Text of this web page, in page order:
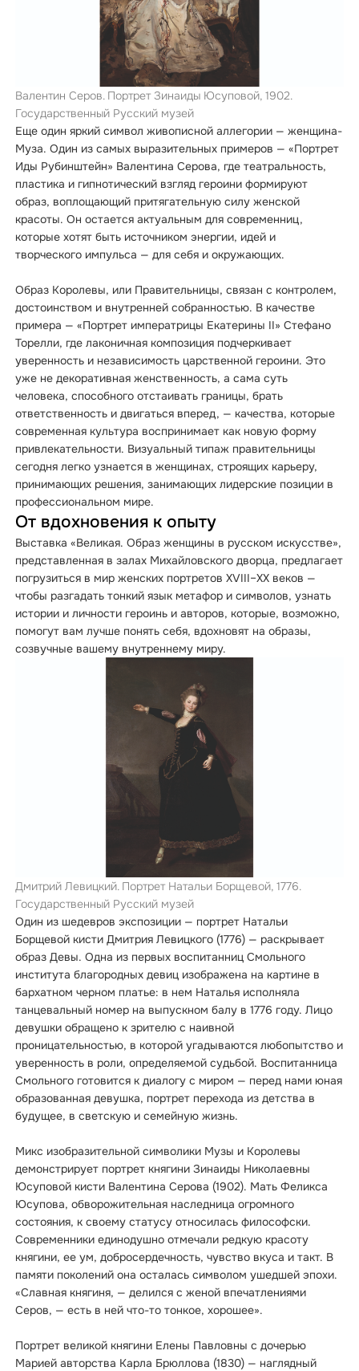
Валентин Серов. Портрет Зинаиды Юсуповой, 1902.
Государственный Русский музей
Еще один яркий символ живописной аллегории — женщина-
Муза. Один из самых выразительных примеров — «Портрет
Иды Рубинштейн» Валентина Серова, где театральность,
пластика и гипнотический взгляд героини формируют
образ, воплощающий притягательную силу женской
красоты. Он остается актуальным для современниц,
которые хотят быть источником энергии, идей и
творческого импульса — для себя и окружающих.
Образ Королевы, или Правительницы, связан с контролем,
достоинством и внутренней собранностью. В качестве
примера — «Портрет императрицы Екатерины II» Стефано
Торелли, где лаконичная композиция подчеркивает
уверенность и независимость царственной героини. Это
уже не декоративная женственность, а сама суть
человека, способного отстаивать границы, брать
ответственность и двигаться вперед, — качества, которые
современная культура воспринимает как новую форму
привлекательности. Визуальный типаж правительницы
сегодня легко узнается в женщинах, строящих карьеру,
принимающих решения, занимающих лидерские позиции в
профессиональном мире.
От вдохновения к опыту
Выставка «Великая. Образ женщины в русском искусстве»,
представленная в залах Михайловского дворца, предлагает
погрузиться в мир женских портретов XVIII–ХХ веков —
чтобы разгадать тонкий язык метафор и символов, узнать
истории и личности героинь и авторов, которые, возможно,
помогут вам лучше понять себя, вдохновят на образы,
созвучные вашему внутреннему миру.
Дмитрий Левицкий. Портрет Натальи Борщевой, 1776.
Государственный Русский музей
Один из шедевров экспозиции — портрет Натальи
Борщевой кисти Дмитрия Левицкого (1776) — раскрывает
образ Девы. Одна из первых воспитанниц Смольного
института благородных девиц изображена на картине в
бархатном черном платье: в нем Наталья исполняла
танцевальный номер на выпускном балу в 1776 году. Лицо
девушки обращено к зрителю с наивной
проницательностью, в которой угадываются любопытство и
уверенность в роли, определяемой судьбой. Воспитанница
Смольного готовится к диалогу с миром — перед нами юная
образованная девушка, портрет перехода из детства в
будущее, в светскую и семейную жизнь.
Микс изобразительной символики Музы и Королевы
демонстрирует портрет княгини Зинаиды Николаевны
Юсуповой кисти Валентина Серова (1902). Мать Феликса
Юсупова, обворожительная наследница огромного
состояния, к своему статусу относилась философски.
Современники единодушно отмечали редкую красоту
княгини, ее ум, добросердечность, чувство вкуса и такт. В
памяти поколений она осталась символом ушедшей эпохи.
«Славная княгиня, — делился с женой впечатлениями
Серов, — есть в ней что-то тонкое, хорошее».
Портрет великой княгини Елены Павловны с дочерью
Марией авторства Карла Брюллова (1830) — наглядный